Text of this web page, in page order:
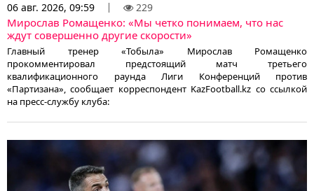
06 авг. 2026, 09:59 229
Мирослав Ромащенко: «Мы четко понимаем, что нас
ждут совершенно другие скорости»
Главный тренер «Тобыла» Мирослав Ромащенко
прокомментировал предстоящий матч третьего
квалификационного раунда Лиги Конференций против
«Партизана», сообщает корреспондент KazFootball.kz со ссылкой
на пресс-службу клуба: